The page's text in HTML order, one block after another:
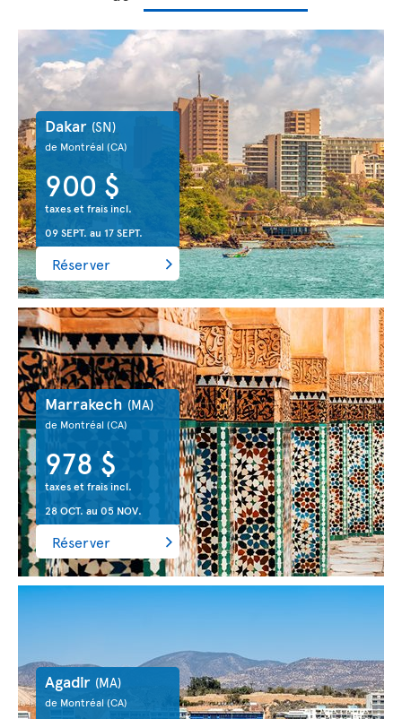
Dakar (SN)
de Montréal(CA)
900 $
taxes et frais incl.
09 SEPT. au 17 SEPT.
Réserver
Marrakech (MA)
de Montréal(CA)
978 $
taxes et frais incl.
28 OCT. au 05 NOV.
Réserver
Agadir (MA)
de Montréal(CA)